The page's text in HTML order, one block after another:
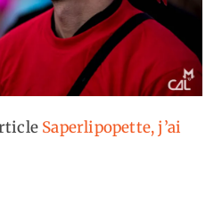
Saperlipopette, j’ai